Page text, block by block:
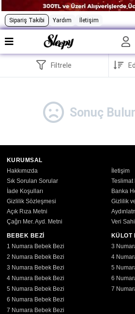
Sipariş Takibi Yardım İletişim
Filtrele
Sonuç
KURUMSAL
Hakkımızda
İletişim
Sık Sorulan Sorular
Teslimat
İade Koşulları
Banka
Gizlilik Sözleşmesi
Gizlilik
Açık Rıza Metni
Çağrı Mer. Ayd. Metni
Veri
BEBEK BEZİ
1 Numara Bebek Bezi
2 Numara Bebek Bezi
3 Numara Bebek Bezi
4 Numara Bebek Bezi
5 Numara Bebek Bezi
6 Numara Bebek Bezi
7 Numara Bebek Bezi
KÜLOT
3
4
5
6
7